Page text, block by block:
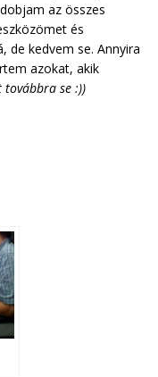
az összes
és
de kedvem se. Annyira
azokat, akik
továbbra se :))